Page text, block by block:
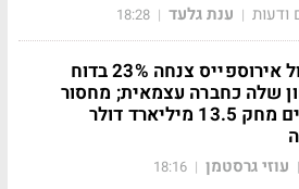
ודעות | ענת גלעד |
18:28
האניוול אירוספייס צנחה 23% בדוח
שלה כחברה עצמאית; מחסור
בחלקים מחק 13.5 מיליארד דולר
| עוזי גרסטמן |
18:16